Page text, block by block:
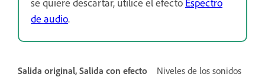
de audio.
Salida original, Salida con efecto
Niveles de los sonidos